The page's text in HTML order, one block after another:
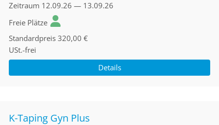
Zeitraum 12.09.26 — 13.09.26
Freie Plätze
Standardpreis 320,00 €
USt.-frei
Details
K-Taping Gyn Plus